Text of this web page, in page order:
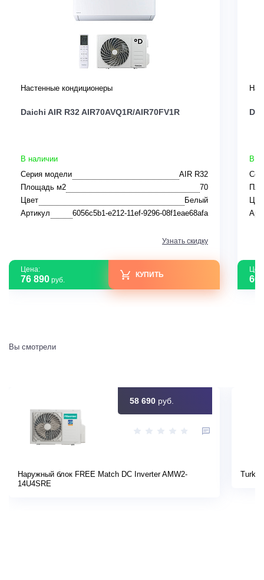
Настенные кондиционеры
Daichi AIR R32 AIR70AVQ1R/AIR70FV1R
В наличии
Серия модели
AIR R32
Площадь м2
70
Цвет
Белый
Артикул
6056c5b1-e212-11ef-9296-08f1eae68afa
Узнать скидку
Цена:
76 890 руб.
КУПИТЬ
В
60
Вы смотрели
58 690 руб.
Наружный блок FREE Match DC Inverter AMW2-
14U4SRE